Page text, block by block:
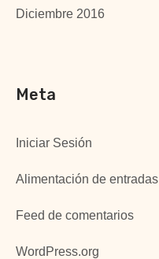
Diciembre 2016
Meta
Iniciar Sesión
Alimentación de entradas
Feed de comentarios
WordPress.org